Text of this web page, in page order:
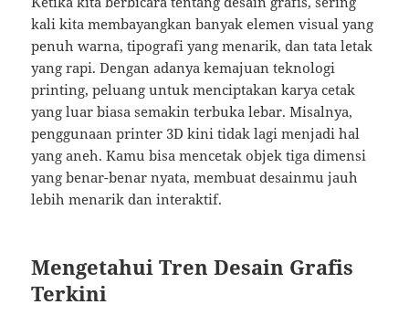
kali kita membayangkan banyak elemen visual yang
penuh warna, tipografi yang menarik, dan tata letak
yang rapi. Dengan adanya kemajuan teknologi
printing, peluang untuk menciptakan karya cetak
yang luar biasa semakin terbuka lebar. Misalnya,
penggunaan printer 3D kini tidak lagi menjadi hal
yang aneh. Kamu bisa mencetak objek tiga dimensi
yang benar-benar nyata, membuat desainmu jauh
lebih menarik dan interaktif.
Mengetahui Tren Desain Grafis
Terkini